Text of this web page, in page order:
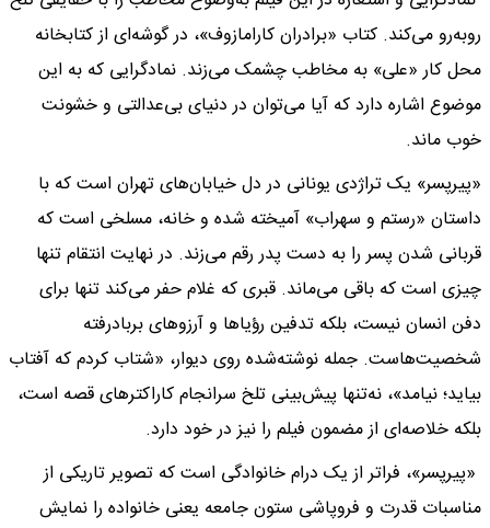
روبه‌‌رو می‌کند. کتاب «برادران کارامازوف»، در گوشه‌ای از کتابخانه
محل کار «علی» به مخاطب چشمک می‌زند. نمادگرایی که به این
موضوع اشاره دارد که آیا می‌توان در دنیای بی‌عدالتی و خشونت
خوب ماند.
«پیرپسر» یک تراژدی یونانی در دل خیابان‌های تهران است که با
داستان «رستم و سهراب» آمیخته شده و خانه، مسلخی است که
قربانی شدن پسر را به دست پدر رقم می‌زند. در نهایت انتقام تنها
چیزی است که باقی می‌ماند. قبری که غلام حفر می‌کند تنها برای
دفن انسان نیست، بلکه تدفین رؤیاها و آرزوهای بربادرفته
شخصیت‌هاست. جمله نوشته‌شده روی دیوار، «شتاب کردم که آفتاب
بیاید؛ نیامد»، نه‌تنها پیش‌بینی تلخ سرانجام کاراکترهای قصه است،
بلکه خلاصه‌ای از مضمون فیلم را نیز در خود دارد.
«پیرپسر»، فراتر از یک درام خانوادگی است که تصویر تاریکی از
مناسبات قدرت و فروپاشی ستون جامعه یعنی خانواده را نمایش